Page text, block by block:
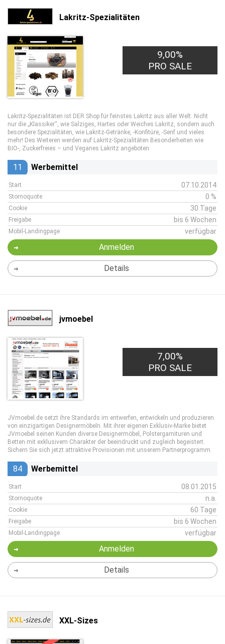
Lakritz-Spezialitäten
9,00%
PRO SALE
Lakritz-Spezialitäten ist DER Shop für feinstes Lakritz aus aller Welt. Nicht
nur die „Klassiker“, wie Salziges, Hartes oder Weiches Lakritz, sondern auch
besondere Spezialitäten, wie Lakritz-Getränke, -Konfitüre, -Senf und vieles
mehr! Des Weiteren werden auf Lakritz-Spezialitäten Besonderheiten wie
BIO-, Zuckerfreies – und Veganes Lakritz angeboten.
11 Werbemittel
Start 07.10.2014
Stornoquote 0 %
Cookie 30 Tage
Freigabe bis 6 Wochen
Mobil-Landingpage verfügbar
Anmelden
Details
jvmoebel
7,00%
PRO SALE
JVmoebel.de setzt ihre Standards im entwerfen, entwickeln und produzieren
von einzigartigen Designermöbeln. Mit ihrer eigenen Exklusiv-Marke bietet
JVmoebel seinen Kunden diverse Designermöbel, Polstergarnituren und
Betten mit exklusivem Charakter der beeindruckt und zugleich begeistert.
Sichern Sie sich jetzt attraktive Provisionen mit unserem Partnerprogramm.
84 Werbemittel
Start 08.01.2015
Stornoquote n.a.
Cookie 60 Tage
Freigabe bis 6 Wochen
Mobil-Landingpage verfügbar
Anmelden
Details
XXL-Sizes